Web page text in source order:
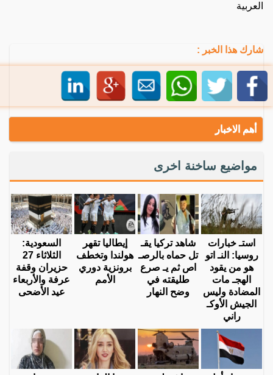
العربية
شارك هذا الخبر :
أهم الاخبار
مواضيع ساخنة اخرى
استـ خبارات
روسيا: النـ اتو
هو من يقود
الهجـ مات
المضادة وليس
الجيش الأوكـ
راني
شاهد تركيا يقـ
تل حماه بالرصـ
اص ثم يـ صرع
طليقته في
وضح النهار
إيطاليا تقهر
هولندا وتخطف
برونزية دوري
الأمم
السعودية:
الثلاثاء 27
حزيران وقفة
عرفة والأربعاء
عيد الأضحى